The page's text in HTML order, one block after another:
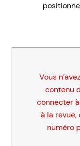
Vous
contenu
connecter à
à la
numéro